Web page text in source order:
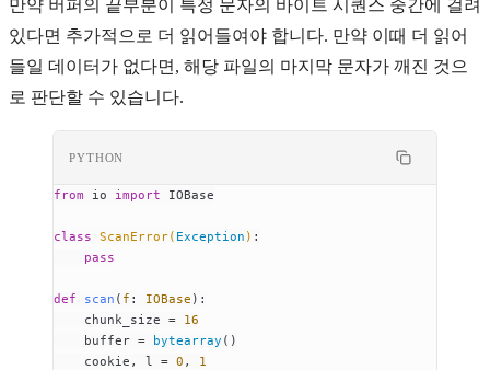
만약 버퍼의 끝부분이 특정 문자의 바이트 시퀀스 중간에 걸려
있다면 추가적으로 더 읽어들여야 합니다. 만약 이때 더 읽어
들일 데이터가 없다면, 해당 파일의 마지막 문자가 깨진 것으
로 판단할 수 있습니다.
PYTHON
from io import IOBase
class ScanError( Exception ) :
    pass
def scan ( f : IOBase ):
    chunk_size
= 16
    buffer
= bytearray ()
    cookie, l
= 0 , 1